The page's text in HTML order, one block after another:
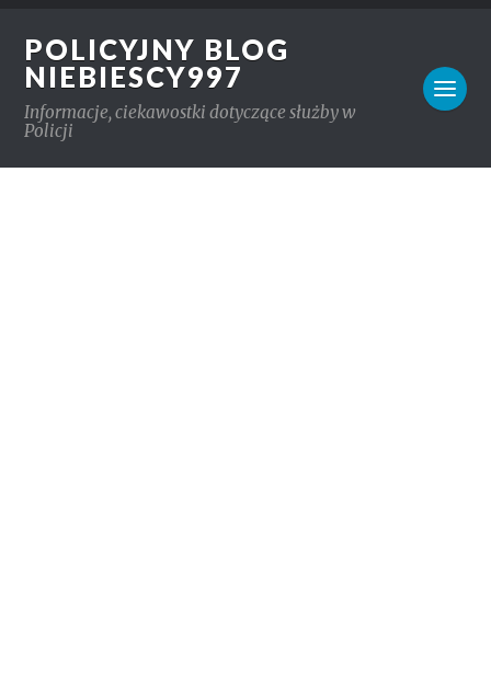
POLICYJNY BLOG
NIEBIESCY997
Informacje, ciekawostki dotyczące służby w
Policji